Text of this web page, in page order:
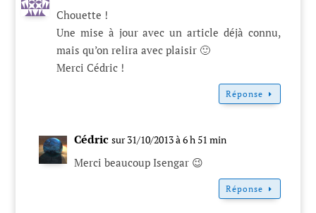
Chouette !
Une mise à jour avec un article déjà connu,
mais qu’on relira avec plaisir 🙂
Merci Cédric !
Réponse
Cédric sur 31/10/2013 à 6 h 51 min
Merci beaucoup Isengar 😉
Réponse